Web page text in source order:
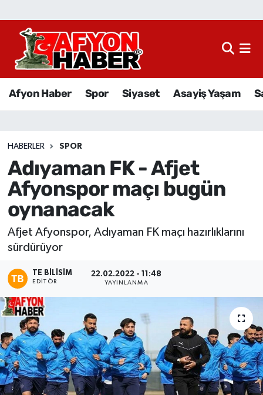
Afyon Haber Spor Siyaset Asayiş Yaşam
HABERLER SPOR
Adıyaman FK - Afjet
Afyonspor maçı bugün
oynanacak
Afjet Afyonspor, Adıyaman FK maçı hazırlıklarını
sürdürüyor
TE BILISIM
EDITÖR
22.02.2022 - 11:48
YAYINLANMA
Afyon Haber
Sağlık
Eğitim
Ekonomi
Magazin
Etkinlikler